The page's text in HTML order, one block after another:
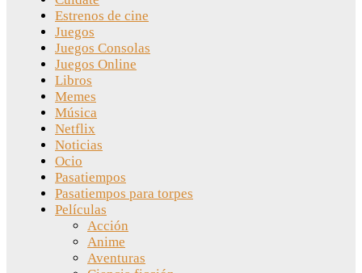
Estrenos de cine
Juegos
Juegos Consolas
Juegos Online
Libros
Memes
Música
Netflix
Noticias
Ocio
Pasatiempos
Pasatiempos para torpes
Películas
Acción
Anime
Aventuras